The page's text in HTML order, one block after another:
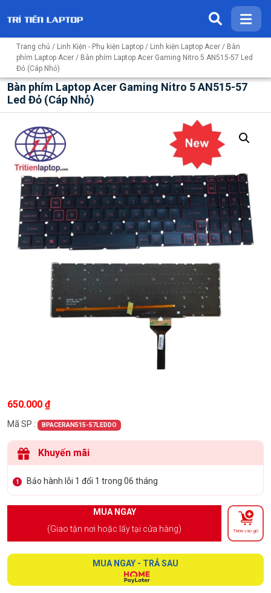
Trang chủ / Linh Kiện - Phụ kiện Laptop / Linh kiện Laptop Acer / Bàn
phím Laptop Acer / Bàn phím Laptop Acer Gaming Nitro 5 AN515-57 Led
Đỏ (Cáp Nhỏ)
Bàn phím Laptop Acer Gaming Nitro 5 AN515-57
Led Đỏ (Cáp Nhỏ)
650.000 ₫
Mã SP : BPACERAN515-57LEDDO
Khuyến mãi
1 Bảo hành lỗi 1 đổi 1 trong 06 tháng
MUA NGAY
(Giao tận nơi hoặc lấy tại cửa hàng)
Thêm vào giỏ
MUA NGAY - TRẢ SAU